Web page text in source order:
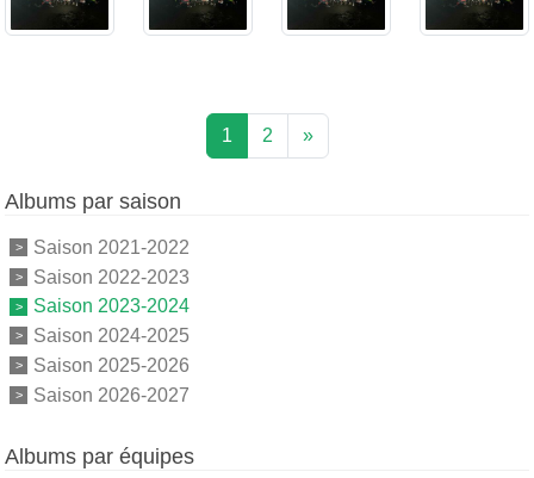
1 2 »
Albums par saison
Saison 2021-2022
Saison 2022-2023
Saison 2023-2024
Saison 2024-2025
Saison 2025-2026
Saison 2026-2027
Albums par équipes